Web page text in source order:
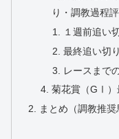
り・調教過程
１週前追い
最終追い切
レースまで
菊花賞（GⅠ）
まとめ（調教推奨